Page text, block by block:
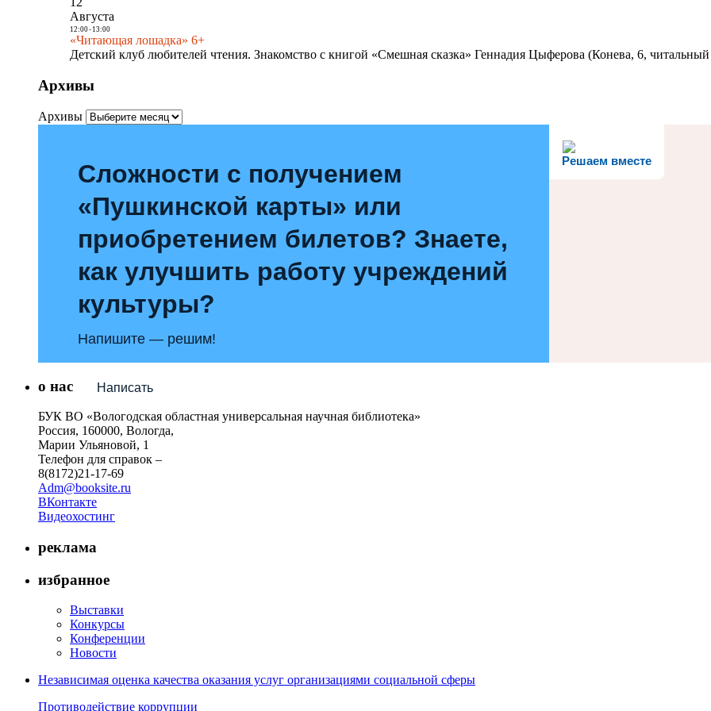
Августа
12:00- 13:00
«Читающая лошадка» 6+
Детский клуб любителей чтения. Знакомство с книгой «Смешная сказка» Геннадия Цыферова (Конева, 6, читальный
Архивы
Архивы
Решаем вместе
Сложности с получением
«Пушкинской карты» или
приобретением билетов? Знаете,
как улучшить работу учреждений
культуры?
Напишите — решим!
Написать
о нас
БУК ВО «Вологодская областная универсальная научная библиотека»
Россия, 160000, Вологда,
Марии Ульяновой, 1
Телефон для справок –
8(8172)21-17-69
Adm@booksite.ru
ВКонтакте
Видеохостинг
реклама
избранное
Выставки
Конкурсы
Конференции
Новости
Независимая оценка качества оказания услуг организациями социальной сферы
Противодействие коррупции